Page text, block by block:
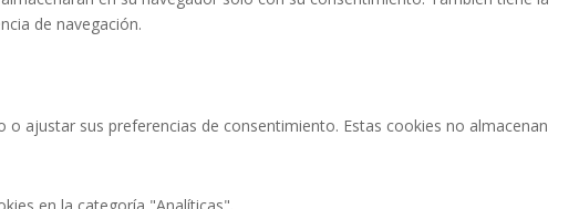
de navegación.
ajustar sus preferencias de consentimiento. Estas cookies no almacenan